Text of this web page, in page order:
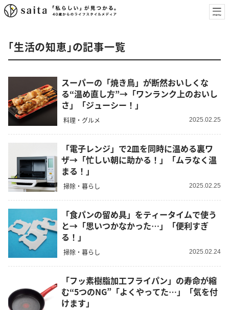
「生活の知恵」の記事一覧
スーパーの「焼き鳥」が断然おいしくな
る“温め直し方”→「ワンランク上のおいし
さ」「ジューシー！」
料理・グルメ 2025.02.25
「電子レンジ」で2皿を同時に温める裏ワ
ザ→「忙しい朝に助かる！」「ムラなく温
まる！」
掃除・暮らし 2025.02.25
「食パンの留め具」をティータイムで使う
と→「思いつかなかった…」「便利すぎ
る！」
掃除・暮らし 2025.02.24
「フッ素樹脂加工フライパン」の寿命が縮
む“5つのNG”「よくやってた…」「気を付
けます」